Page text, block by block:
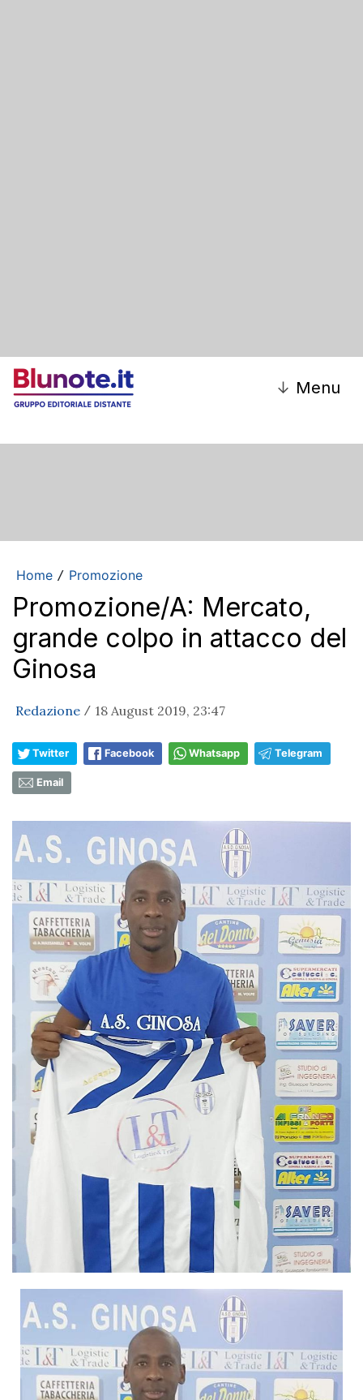
↓ Menu
Home / Promozione
Promozione/A: Mercato,
grande colpo in attacco del
Ginosa
Redazione / 18 August 2019, 23:47
Twitter Facebook Whatsapp Telegram
Email